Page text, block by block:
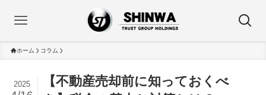
ホーム コラム
【不動産売却前に知っておくべ
2025